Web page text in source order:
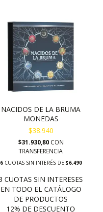
NACIDOS DE LA BRUMA
MONEDAS
$38.940
$31.930,80 CON
TRANSFERENCIA
6CUOTAS SIN INTERÉS DE $6.490